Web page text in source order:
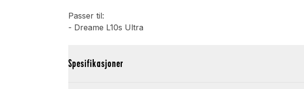
Passer til:
- Dreame L10s Ultra
Spesifikasjoner